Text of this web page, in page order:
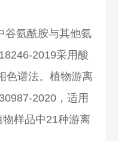
谷氨酰胺与其他氨
2019采用酸
色谱法。植物游离
2020，适用
样品中21种游离